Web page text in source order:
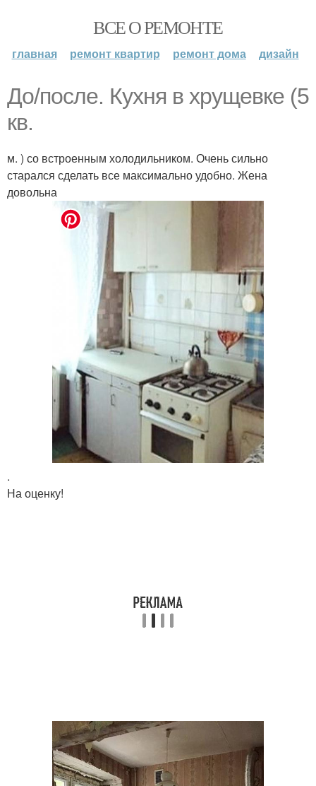
ВСЕ О РЕМОНТЕ
главная ремонт квартир ремонт дома дизайн
До/после. Кухня в хрущевке (5
кв.
м. ) со встроенным холодильником. Очень сильно
старался сделать все максимально удобно. Жена
довольна
.
На оценку!